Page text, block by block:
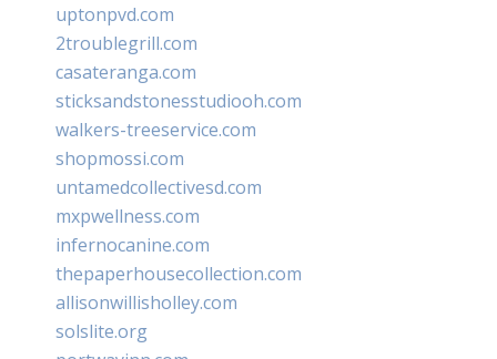
uptonpvd.com
2troublegrill.com
casateranga.com
sticksandstonesstudiooh.com
walkers-treeservice.com
shopmossi.com
untamedcollectivesd.com
mxpwellness.com
infernocanine.com
thepaperhousecollection.com
allisonwillisholley.com
solslite.org